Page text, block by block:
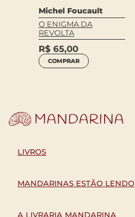
Michel Foucault
O ENIGMA DA
REVOLTA
R$ 65,00
COMPRAR
LIVROS
MANDARINAS ESTÃO LENDO
A LIVRARIA MANDARINA